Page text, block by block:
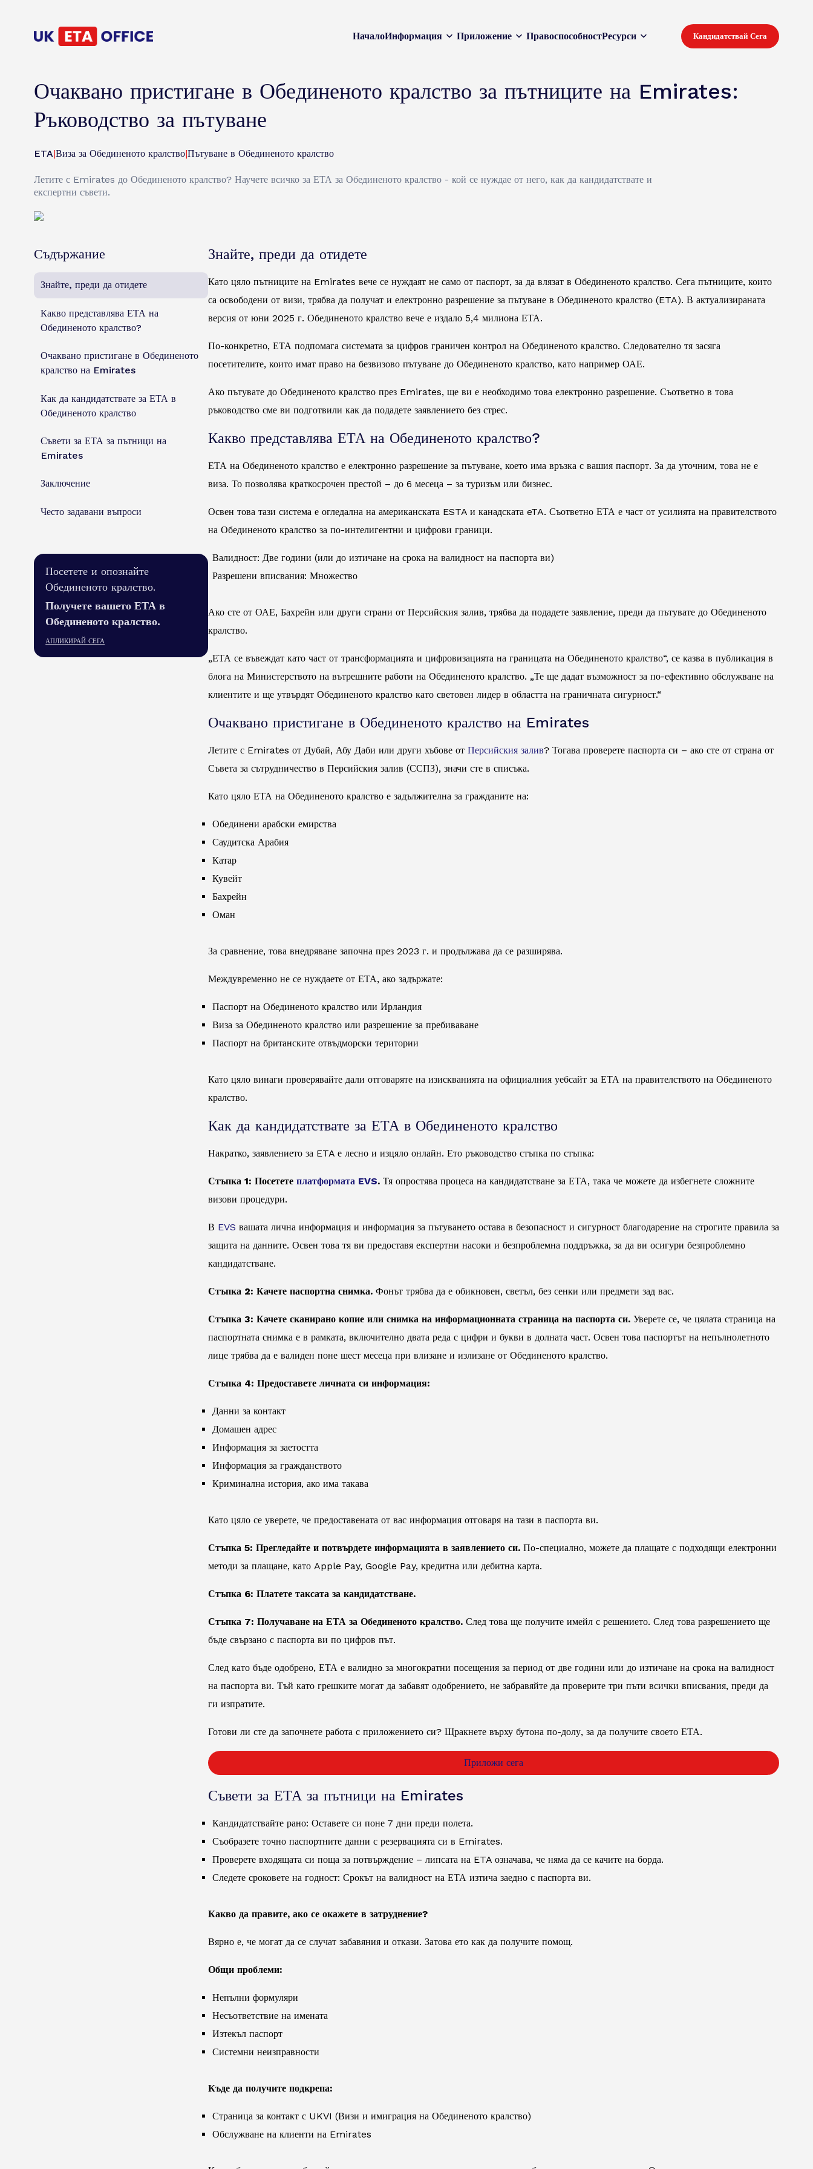
НачалоИнформация Приложение ПравоспособностРесурси Кандидатствай Сега
Очаквано пристигане в Обединеното кралство за пътниците на Emirates:
Ръководство за пътуване
ETA|Виза за Обединеното кралство|Пътуване в Обединеното кралство
Летите с Emirates до Обединеното кралство? Научете всичко за ЕТА за Обединеното кралство - кой се нуждае от него, как да кандидатствате и
експертни съвети.
Съдържание
Знайте, преди да отидете
Какво представлява ЕТА на
Обединеното кралство?
Очаквано пристигане в Обединеното
кралство на Emirates
Как да кандидатствате за ЕТА в
Обединеното кралство
Съвети за ЕТА за пътници на
Emirates
Заключение
Често задавани въпроси
Посетете и опознайте
Обединеното кралство.
Получете вашето ЕТА в
Обединеното кралство.
АПЛИКИРАЙ СЕГА
Знайте, преди да отидете
Като цяло пътниците на Emirates вече се нуждаят не само от паспорт, за да влязат в Обединеното кралство. Сега пътниците, които
са освободени от визи, трябва да получат и електронно разрешение за пътуване в Обединеното кралство (ETA). В актуализираната
версия от юни 2025 г. Обединеното кралство вече е издало 5,4 милиона ЕТА.
По-конкретно, ЕТА подпомага системата за цифров граничен контрол на Обединеното кралство. Следователно тя засяга
посетителите, които имат право на безвизово пътуване до Обединеното кралство, като например ОАЕ.
Ако пътувате до Обединеното кралство през Emirates, ще ви е необходимо това електронно разрешение. Съответно в това
ръководство сме ви подготвили как да подадете заявлението без стрес.
Какво представлява ЕТА на Обединеното кралство?
ЕТА на Обединеното кралство е електронно разрешение за пътуване, което има връзка с вашия паспорт. За да уточним, това не е
виза. То позволява краткосрочен престой – до 6 месеца – за туризъм или бизнес.
Освен това тази система е огледална на американската ESTA и канадската eTA. Съответно ЕТА е част от усилията на правителството
на Обединеното кралство за по-интелигентни и цифрови граници.
Валидност: Две години (или до изтичане на срока на валидност на паспорта ви)
Разрешени вписвания: Множество
Ако сте от ОАЕ, Бахрейн или други страни от Персийския залив, трябва да подадете заявление, преди да пътувате до Обединеното
кралство.
„ЕТА се въвеждат като част от трансформацията и цифровизацията на границата на Обединеното кралство“, се казва в публикация в
блога на Министерството на вътрешните работи на Обединеното кралство. „Те ще дадат възможност за по-ефективно обслужване на
клиентите и ще утвърдят Обединеното кралство като световен лидер в областта на граничната сигурност.“
Очаквано пристигане в Обединеното кралство на Emirates
Летите с Emirates от Дубай, Абу Даби или други хъбове от Персийския залив? Тогава проверете паспорта си – ако сте от страна от
Съвета за сътрудничество в Персийския залив (ССПЗ), значи сте в списъка.
Като цяло ЕТА на Обединеното кралство е задължителна за гражданите на:
Обединени арабски емирства
Саудитска Арабия
Катар
Кувейт
Бахрейн
Оман
За сравнение, това внедряване започна през 2023 г. и продължава да се разширява.
Междувременно не се нуждаете от ЕТА, ако задържате:
Паспорт на Обединеното кралство или Ирландия
Виза за Обединеното кралство или разрешение за пребиваване
Паспорт на британските отвъдморски територии
Като цяло винаги проверявайте дали отговаряте на изискванията на официалния уебсайт за ЕТА на правителството на Обединеното
кралство.
Как да кандидатствате за ЕТА в Обединеното кралство
Накратко, заявлението за ETA е лесно и изцяло онлайн. Ето ръководство стъпка по стъпка:
Стъпка 1: Посетете платформата EVS. Тя опростява процеса на кандидатстване за ЕТА, така че можете да избегнете сложните
визови процедури.
В EVS вашата лична информация и информация за пътуването остава в безопасност и сигурност благодарение на строгите правила за
защита на данните. Освен това тя ви предоставя експертни насоки и безпроблемна поддръжка, за да ви осигури безпроблемно
кандидатстване.
Стъпка 2: Качете паспортна снимка. Фонът трябва да е обикновен, светъл, без сенки или предмети зад вас.
Стъпка 3: Качете сканирано копие или снимка на информационната страница на паспорта си. Уверете се, че цялата страница на
паспортната снимка е в рамката, включително двата реда с цифри и букви в долната част. Освен това паспортът на непълнолетното
лице трябва да е валиден поне шест месеца при влизане и излизане от Обединеното кралство.
Стъпка 4: Предоставете личната си информация:
Данни за контакт
Домашен адрес
Информация за заетостта
Информация за гражданството
Криминална история, ако има такава
Като цяло се уверете, че предоставената от вас информация отговаря на тази в паспорта ви.
Стъпка 5: Прегледайте и потвърдете информацията в заявлението си. По-специално, можете да плащате с подходящи електронни
методи за плащане, като Apple Pay, Google Pay, кредитна или дебитна карта.
Стъпка 6: Платете таксата за кандидатстване.
Стъпка 7: Получаване на ЕТА за Обединеното кралство. След това ще получите имейл с решението. След това разрешението ще
бъде свързано с паспорта ви по цифров път.
След като бъде одобрено, ЕТА е валидно за многократни посещения за период от две години или до изтичане на срока на валидност
на паспорта ви. Тъй като грешките могат да забавят одобрението, не забравяйте да проверите три пъти всички вписвания, преди да
ги изпратите.
Готови ли сте да започнете работа с приложението си? Щракнете върху бутона по-долу, за да получите своето ЕТА.
Приложи сега
Съвети за ЕТА за пътници на Emirates
Кандидатствайте рано: Оставете си поне 7 дни преди полета.
Съобразете точно паспортните данни с резервацията си в Emirates.
Проверете входящата си поща за потвърждение – липсата на ETA означава, че няма да се качите на борда.
Следете сроковете на годност: Срокът на валидност на ЕТА изтича заедно с паспорта ви.
Какво да правите, ако се окажете в затруднение?
Вярно е, че могат да се случат забавяния и откази. Затова ето как да получите помощ.
Общи проблеми:
Непълни формуляри
Несъответствие на имената
Изтекъл паспорт
Системни неизправности
Къде да получите подкрепа:
Страница за контакт с UKVI (Визи и имиграция на Обединеното кралство)
Обслужване на клиенти на Emirates